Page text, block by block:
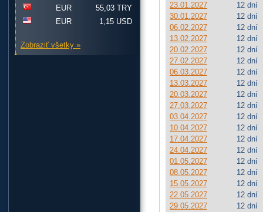
23.01.2027
12 dní
30.01.2027
12 dní
06.02.2027
12 dní
13.02.2027
12 dní
20.02.2027
12 dní
27.02.2027
12 dní
06.03.2027
12 dní
13.03.2027
12 dní
20.03.2027
12 dní
27.03.2027
12 dní
03.04.2027
12 dní
10.04.2027
12 dní
17.04.2027
12 dní
24.04.2027
12 dní
01.05.2027
12 dní
08.05.2027
12 dní
15.05.2027
12 dní
22.05.2027
12 dní
29.05.2027
12 dní
EUR
55,03 TRY
EUR
1,15 USD
Zobraziť všetky »